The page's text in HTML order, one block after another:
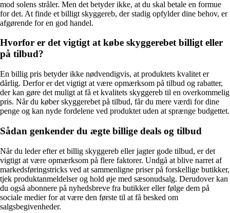
mod solens stråler. Men det betyder ikke, at du skal betale en formue
for det. At finde et billigt skyggereb, der stadig opfylder dine behov, er
afgørende for en god handel.
Hvorfor er det vigtigt at købe skyggerebet billigt eller
på tilbud?
En billig pris betyder ikke nødvendigvis, at produktets kvalitet er
dårlig. Derfor er det vigtigt at være opmærksom på tilbud og rabatter,
der kan gøre det muligt at få et kvalitets skyggereb til en overkommelig
pris. Når du køber skyggerebet på tilbud, får du mere værdi for dine
penge og kan nyde fordelene ved produktet uden at sprænge budgettet.
Sådan genkender du ægte billige deals og tilbud
Når du leder efter et billig skyggereb eller jagter gode tilbud, er det
vigtigt at være opmærksom på flere faktorer. Undgå at blive narret af
markedsføringstricks ved at sammenligne priser på forskellige butikker,
tjek produktanmeldelser og hold øje med sæsonudsalg. Derudover kan
du også abonnere på nyhedsbreve fra butikker eller følge dem på
sociale medier for at være den første til at få besked om
salgsbegivenheder.